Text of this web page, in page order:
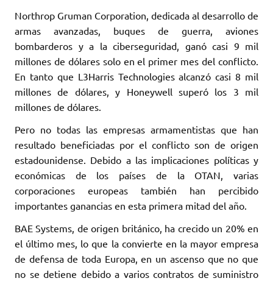
Northrop Gruman Corporation, dedicada al desarrollo de
armas avanzadas, buques de guerra, aviones
bombarderos y a la ciberseguridad, ganó casi 9 mil
millones de dólares solo en el primer mes del conflicto.
En tanto que L3Harris Technologies alcanzó casi 8 mil
millones de dólares, y Honeywell superó los 3 mil
millones de dólares.
Pero no todas las empresas armamentistas que han
resultado beneficiadas por el conflicto son de origen
estadounidense. Debido a las implicaciones políticas y
económicas de los países de la OTAN, varias
corporaciones europeas también han percibido
importantes ganancias en esta primera mitad del año.
BAE Systems, de origen británico, ha crecido un 20% en
el último mes, lo que la convierte en la mayor empresa
de defensa de toda Europa, en un ascenso que no que
no se detiene debido a varios contratos de suministro